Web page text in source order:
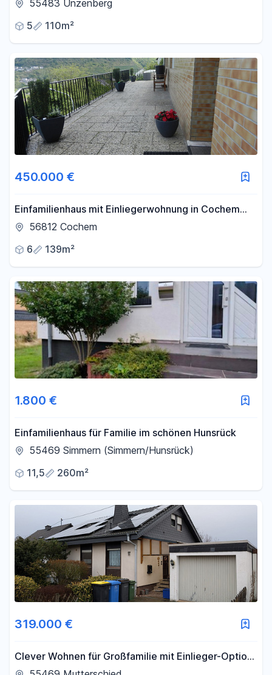
55483 Unzenberg
5
110m²
450.000 €
Einfamilienhaus mit Einliegerwohnung in Cochem
Oberstadt zu verkaufen
56812 Cochem
6
139m²
1.800 €
Einfamilienhaus für Familie im schönen Hunsrück
55469 Simmern (Simmern/Hunsrück)
11,5
260m²
319.000 €
Clever Wohnen für Großfamilie mit Einlieger-Option,
PV + Batteriespeicher